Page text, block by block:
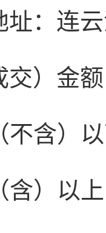
址：连
交）金
不含）
含）以